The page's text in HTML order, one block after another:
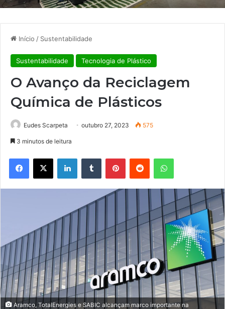
Início / Sustentabilidade
Sustentabilidade Tecnologia de Plástico
O Avanço da Reciclagem
Química de Plásticos
Eudes Scarpeta outubro 27, 2023 575
3 minutos de leitura
Facebook
X LinkedinTumblr PinterestReddit WhatsApp
Aramco, TotalEnergies e SABIC alcançam marco importante na